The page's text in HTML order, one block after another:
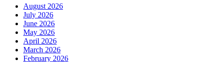
August 2026
July 2026
June 2026
May 2026
April 2026
March 2026
February 2026